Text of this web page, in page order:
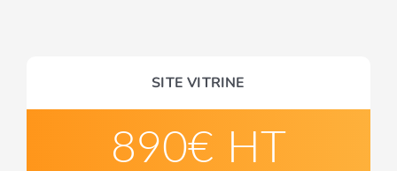
SITE VITRINE
890€ HT